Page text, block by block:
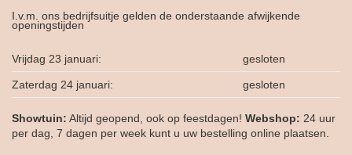
I.v.m. ons bedrijfsuitje gelden de onderstaande afwijkende
openingstijden
Vrijdag 23 januari: gesloten
Zaterdag 24 januari: gesloten
Showtuin: Altijd geopend, ook op feestdagen! Webshop: 24 uur
per dag, 7 dagen per week kunt u uw bestelling online plaatsen.